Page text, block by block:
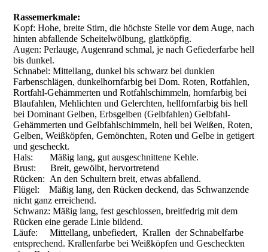
Rassemerkmale:
Kopf: Hohe, breite Stirn, die höchste Stelle vor dem Auge, nach
hinten abfallende Scheitelwölbung, glattköpfig.
Augen: Perlauge, Augenrand schmal, je nach Gefiederfarbe hell
bis dunkel.
Schnabel: Mittellang, dunkel bis schwarz bei dunklen
Farbenschlägen, dunkelhornfarbig bei Dom. Roten, Rotfahlen,
Rortfahl-Gehämmerten und Rotfahlschimmeln, hornfarbig bei
Blaufahlen, Mehlichten und Gelerchten, hellfornfarbig bis hell
bei Dominant Gelben, Erbsgelben (Gelbfahlen) Gelbfahl-
Gehämmerten und Gelbfahlschimmeln, hell bei Weißen, Roten,
Gelben, Weißköpfen, Gemönchten, Roten und Gelbe in getigert
und gescheckt.
Hals: Mäßig lang, gut ausgeschnittene Kehle.
Brust: Breit, gewölbt, hervortretend
Rücken: An den Schultern breit, etwas abfallend.
Flügel: Mäßig lang, den Rücken deckend, das Schwanzende
nicht ganz erreichend.
Schwanz: Mäßig lang, fest geschlossen, breitfedrig mit dem
Rücken eine gerade Linie bildend.
Läufe: Mittellang, unbefiedert, Krallen der Schnabelfarbe
entsprechend. Krallenfarbe bei Weißköpfen und Gescheckten